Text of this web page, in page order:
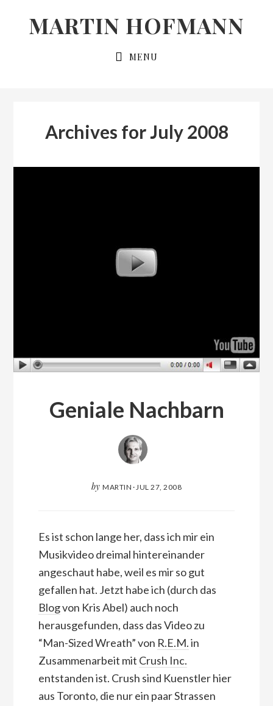
MARTIN HOFMANN
MENU
Archives for July 2008
Geniale Nachbarn
by MARTIN · JUL 27, 2008
Es ist schon lange her, dass ich mir ein
Musikvideo dreimal hintereinander
angeschaut habe, weil es mir so gut
gefallen hat. Jetzt habe ich (durch das
Blogvon Kris Abel) auch noch
herausgefunden, dass das Video zu
“Man-Sized Wreath” von R.E.M.in
Zusammenarbeit mit Crush Inc.
entstanden ist. Crush sind Kuenstler hier
aus Toronto, die nur ein paar Strassen